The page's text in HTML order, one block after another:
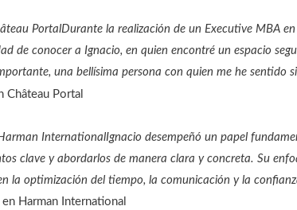
PortalDurante la realización de un Executive MBA
de conocer a Ignacio, en quien encontré un espacio
una bellísima persona con quien me he sentido
InternationalIgnacio desempeñó un papel
clave y abordarlos de manera clara y concreta. Su
la optimización del tiempo, la comunicación y la